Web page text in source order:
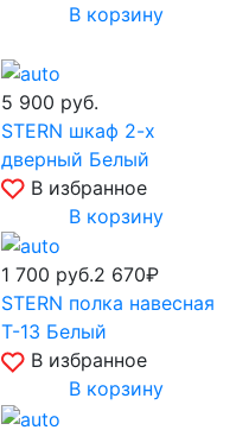
В корзину
5 900 руб.
STERN шкаф 2-х
дверный Белый
В избранное
В корзину
1 700 руб.2 670₽
STERN полка навесная
Т-13 Белый
В избранное
В корзину